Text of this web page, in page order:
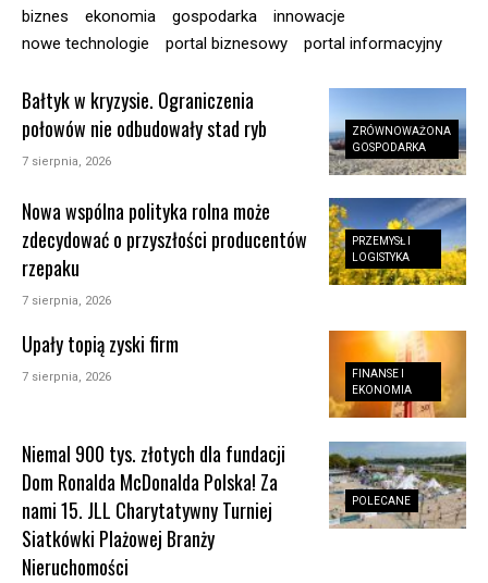
biznes ekonomia gospodarka
innowacje
nowe technologie
portal biznesowy portal informacyjny
ZRÓWNOWAŻONA
GOSPODARKA
Bałtyk w kryzysie. Ograniczenia
połowów nie odbudowały stad ryb
7 sierpnia, 2026
PRZEMYSŁ I
LOGISTYKA
Nowa wspólna polityka rolna może
zdecydować o przyszłości producentów
rzepaku
7 sierpnia, 2026
FINANSE I
EKONOMIA
Upały topią zyski firm
7 sierpnia, 2026
POLECANE
Niemal 900 tys. złotych dla fundacji
Dom Ronalda McDonalda Polska! Za
nami 15. JLL Charytatywny Turniej
Siatkówki Plażowej Branży
Nieruchomości